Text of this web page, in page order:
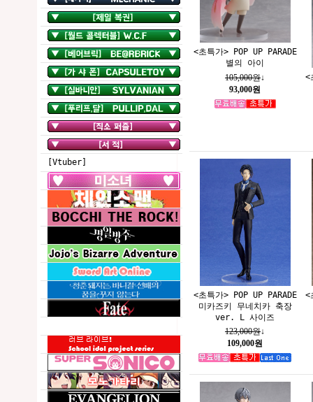
[Vtuber]
<초특가> POP UP PARADE
별의 아이
105,000원↓
93,000원
<
<초특가> POP UP PARADE
미카즈키 무네치카 축장
ver. L 사이즈
123,000원↓
109,000원
<